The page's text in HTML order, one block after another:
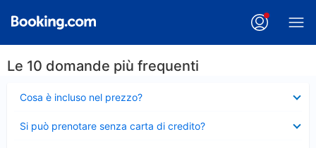
Le 10 domande più frequenti
Cosa è incluso nel prezzo?
chiuso
Si può prenotare senza carta di credito?
chiuso